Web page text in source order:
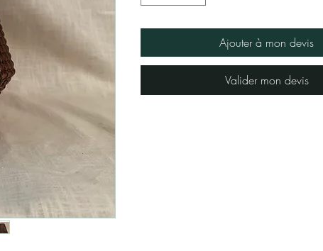
Ajouter à mon devis
Valider mon devis